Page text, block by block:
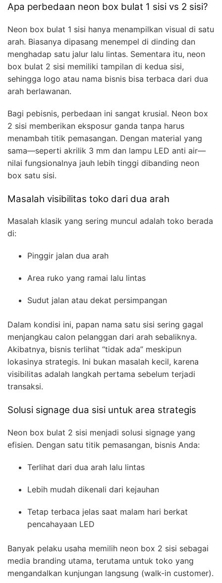
Apa perbedaan neon box bulat 1 sisi vs 2 sisi?
Neon box bulat 1 sisi hanya menampilkan visual di satu
arah. Biasanya dipasang menempel di dinding dan
menghadap satu jalur lalu lintas. Sementara itu, neon
box bulat 2 sisi memiliki tampilan di kedua sisi,
sehingga logo atau nama bisnis bisa terbaca dari dua
arah berlawanan.
Bagi pebisnis, perbedaan ini sangat krusial. Neon box
2 sisi memberikan eksposur ganda tanpa harus
menambah titik pemasangan. Dengan material yang
sama—seperti akrilik 3 mm dan lampu LED anti air—
nilai fungsionalnya jauh lebih tinggi dibanding neon
box satu sisi.
Masalah visibilitas toko dari dua arah
Masalah klasik yang sering muncul adalah toko berada
di:
Pinggir jalan dua arah
Area ruko yang ramai lalu lintas
Sudut jalan atau dekat persimpangan
Dalam kondisi ini, papan nama satu sisi sering gagal
menjangkau calon pelanggan dari arah sebaliknya.
Akibatnya, bisnis terlihat “tidak ada” meskipun
lokasinya strategis. Ini bukan masalah kecil, karena
visibilitas adalah langkah pertama sebelum terjadi
transaksi.
Solusi signage dua sisi untuk area strategis
Neon box bulat 2 sisi menjadi solusi signage yang
efisien. Dengan satu titik pemasangan, bisnis Anda:
Terlihat dari dua arah lalu lintas
Lebih mudah dikenali dari kejauhan
Tetap terbaca jelas saat malam hari berkat
pencahayaan LED
Banyak pelaku usaha memilih neon box 2 sisi sebagai
media branding utama, terutama untuk toko yang
mengandalkan kunjungan langsung (walk-in customer).